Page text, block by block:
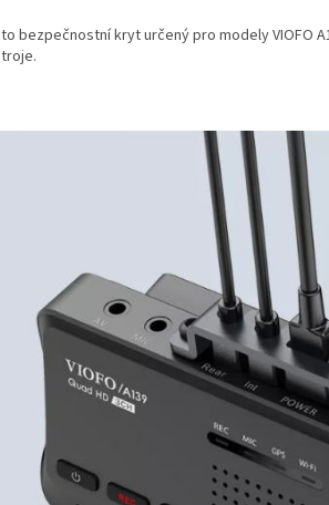
bezpečnostní kryt určený pro modely VIOFO